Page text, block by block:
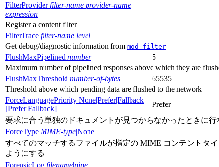
FilterProviderfilter-name provider-name
expression
Register a content filter
FilterTrace filter-name level
Get debug/diagnostic information from mod_filter
FlushMaxPipelined number
5
Maximum number of pipelined responses above which they are
FlushMaxThreshold number-of-bytes
65535
Threshold above which pending data are flushed to the network
ForceLanguagePriority None|Prefer|Fallback
[Prefer|Fallback]
Prefer
要求に合う単独のドキュメントが見つからなかったときに
ForceType MIME-type|None
すべてのマッチするファイルが指定の MIME コンテントタ
ようにする
ForensicLog filename|pipe